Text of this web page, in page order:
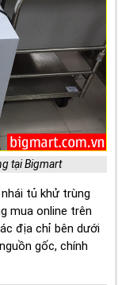
tại Bigmart
tủ khử trùng
mua online trên
địa chỉ bên dưới
gốc, chính